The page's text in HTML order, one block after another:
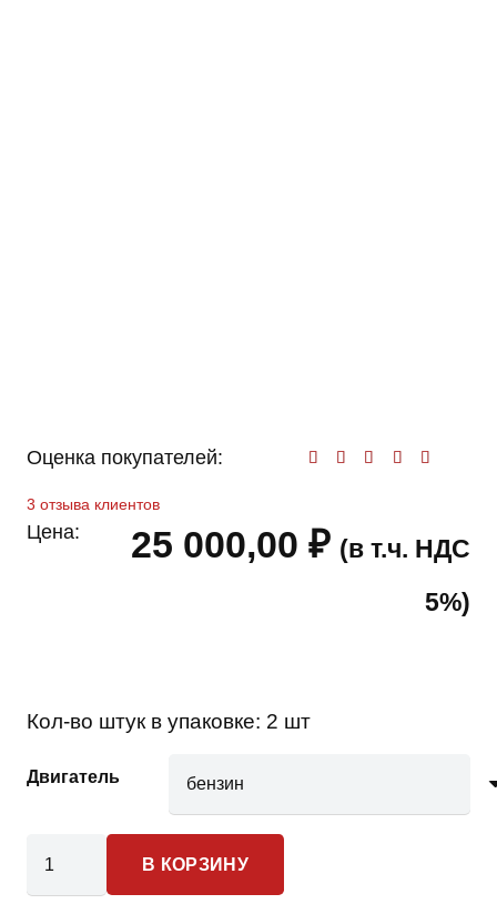
Оценка покупателей:
3 отзыва клиентов
Цена: 25 000,00 ₽ (в т.ч. НДС
5%)
Кол-во штук в упаковке: 2 шт
Двигатель
товара
В КОРЗИНУ